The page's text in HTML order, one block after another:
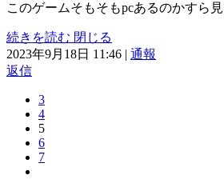
このゲームそもそもpcあるのかすら
続きを読む 閉じる
2023年9月18日 11:46 | 通報
返信
3
4
5
6
7